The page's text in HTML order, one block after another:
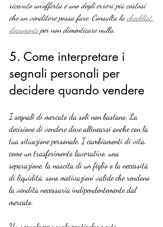
ricevuto un’offerta è uno degli errori più costosi
che un venditore possa fare. Consulta la checklist
documenti per non dimenticare nulla.
5. Come interpretare i
segnali personali per
decidere quando vendere
I segnali di mercato da soli non bastano. La
decisione di vendere deve allinearsi anche con la
tua situazione personale. I cambiamenti di vita,
come un trasferimento lavorativo, una
separazione, la nascita di un figlio o la necessità
di liquidità, sono motivazioni valide che rendono
la vendita necessaria indipendentemente dal
mercato.